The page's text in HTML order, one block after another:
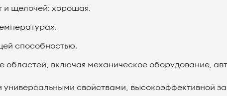
и щелочей: хорошая.
способностью.
областей, включая механическое оборудование,
универсальными свойствами, высокоэффективной